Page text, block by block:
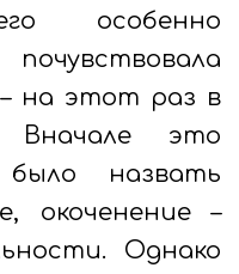
особенно
– на этот раз в
Вначале это
назвать
окоченение –
Однако